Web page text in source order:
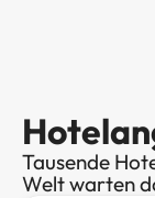
Tausende
Welt warten